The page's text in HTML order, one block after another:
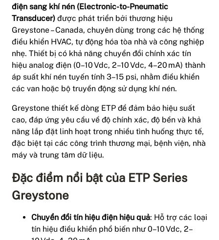
điện sang khí nén (Electronic-to-Pneumatic
Transducer) được phát triển bởi thương hiệu
Greystone – Canada, chuyên dùng trong các hệ thống
điều khiển HVAC, tự động hóa tòa nhà và công nghiệp
nhẹ. Thiết bị có khả năng chuyển đổi chính xác tín
hiệu analog điện (0–10 Vdc, 2–10 Vdc, 4–20 mA) thành
áp suất khí nén tuyến tính 3–15 psi, nhằm điều khiển
các van hoặc bộ truyền động sử dụng khí nén.
Greystone thiết kế dòng ETP để đảm bảo hiệu suất
cao, đáp ứng yêu cầu về độ chính xác, độ bền và khả
năng lắp đặt linh hoạt trong nhiều tình huống thực tế,
đặc biệt tại các công trình thương mại, bệnh viện, nhà
máy và trung tâm dữ liệu.
Đặc điểm nổi bật của ETP Series
Greystone
Chuyển đổi tín hiệu điện hiệu quả: Hỗ trợ các loại
tín hiệu điều khiển phổ biến như 0–10 Vdc, 2–